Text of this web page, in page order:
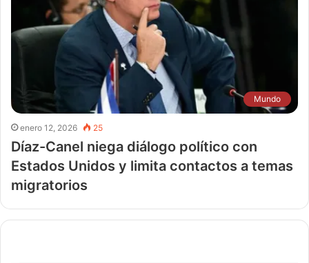
Mundo
enero 12, 2026 25
Díaz-Canel niega diálogo político con
Estados Unidos y limita contactos a temas
migratorios